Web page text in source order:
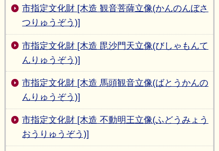
市指定文化財 [木造 観音菩薩立像(かんのんぼさ
つりゅうぞう)]
市指定文化財 [木造 毘沙門天立像(びしゃもんて
んりゅうぞう)]
市指定文化財 [木造 馬頭観音立像(ばとうかんの
んりゅうぞう)]
市指定文化財 [木造 不動明王立像(ふどうみょう
おうりゅうぞう)]